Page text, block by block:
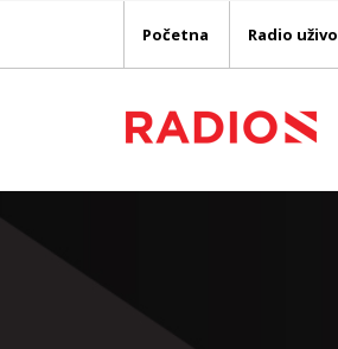
Početna Radio uživo